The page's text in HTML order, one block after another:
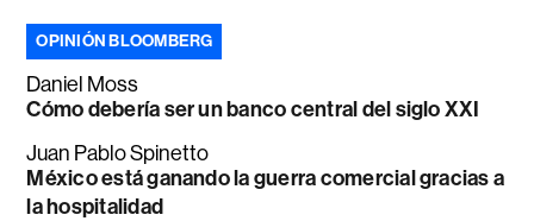
OPINIÓN BLOOMBERG
Daniel Moss
Cómo debería ser un banco central del siglo XXI
Juan Pablo Spinetto
México está ganando la guerra comercial gracias a
la hospitalidad